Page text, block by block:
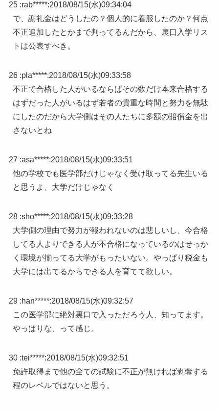
25 :rab*****:2018/08/15(水)09:34:04
で、謝礼金はどうしたの？個人的に着服したのか？何点
不正追加したとかまで判ってるんだから、裏口入学リス
トは公表すべき。
26 :pla*****:2018/08/15(水)09:33:58
不正で合格した人がいるならばその数だけ本来合格する
はずだった人がいるはず若者の貴重な時間と努力を無駄
にしたのだから大学側はその人たちに多額の賠償金を出
さないとね
27 :asa*****:2018/08/15(水)09:33:51
他の学校でも医学部だけじゃなく受け取ってる先生いる
と思うよ、大学だけじゃなく
28 :sho*****:2018/08/15(水)09:33:28
大学側の理由で努力が報われないのは悲しいし、今合格
してる人よりできる人が不合格になっているのはせっか
く環境が揃ってる大学がもったいない。やっぱり税金も
大学には出てるからできる人を育てて欲しい。
29 :han*****:2018/08/15(水)09:32:57
この医学部に絶対裏口で入っただろう人、知ってます。
やっぱりな、って感じ。
30 :tei*****:2018/08/15(水)09:32:51
免許取得まで他の全ての試験に不正が無ければ剥奪する
程のレベルではないと思う。